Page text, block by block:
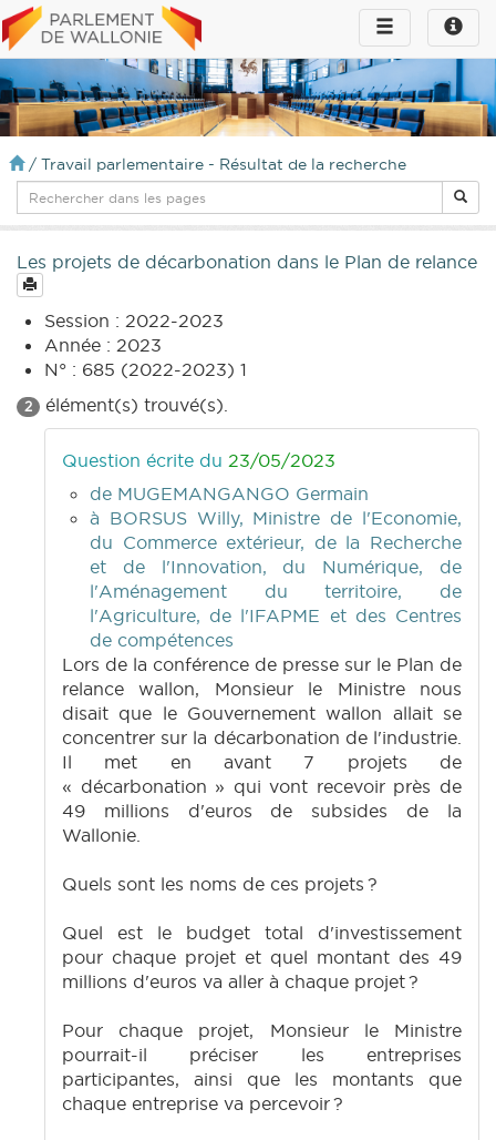
Toggle
infos
Toggle
navigation
/ Travail parlementaire - Résultat de la recherche
Les projets de décarbonation dans le Plan de relance
Session : 2022-2023
Année : 2023
N° : 685 (2022-2023) 1
2 élément(s) trouvé(s).
Question écrite du 23/05/2023
de MUGEMANGANGO Germain
à BORSUS Willy, Ministre de l'Economie,
du Commerce extérieur, de la Recherche
et de l'Innovation, du Numérique, de
l'Aménagement du territoire, de
l'Agriculture, de l'IFAPME et des Centres
de compétences
Lors de la conférence de presse sur le Plan de
relance wallon, Monsieur le Ministre nous
disait que le Gouvernement wallon allait se
concentrer sur la décarbonation de l'industrie.
Il met en avant 7 projets de
« décarbonation » qui vont recevoir près de
49 millions d'euros de subsides de la
Wallonie.
Quels sont les noms de ces projets ?
Quel est le budget total d'investissement
pour chaque projet et quel montant des 49
millions d'euros va aller à chaque projet ?
Pour chaque projet, Monsieur le Ministre
pourrait-il préciser les entreprises
participantes, ainsi que les montants que
chaque entreprise va percevoir ?